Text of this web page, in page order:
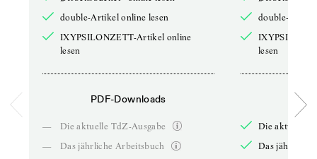
double-Artikel online lesen
IXYPSILONZETT-Artikel online
lesen
PDF-Downloads
—
Die aktuelle TdZ-Ausgabe
—
Das jährliche Arbeitsbuch
double-
lesen
Die aktuelle
Das jährliche